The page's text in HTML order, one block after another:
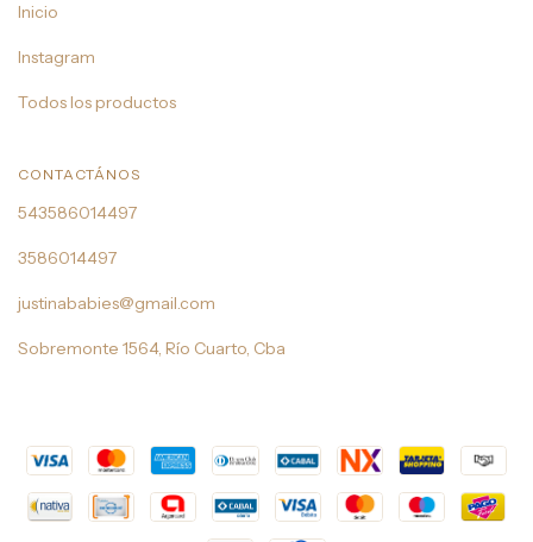
Inicio
Instagram
Todos los productos
CONTACTÁNOS
543586014497
3586014497
justinababies@gmail.com
Sobremonte 1564, Río Cuarto, Cba